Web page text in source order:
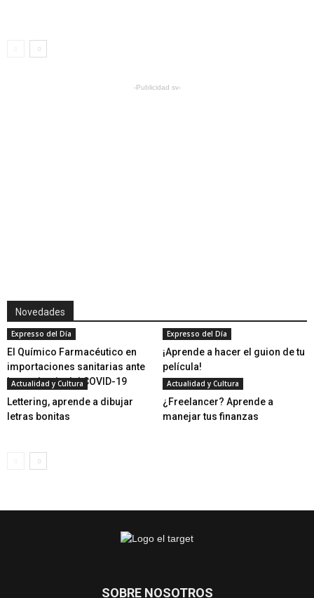
-Publicidad sv-
Novedades
Expresso del Día
El Químico Farmacéutico en
importaciones sanitarias ante
la pandemia del COVID-19
Expresso del Día
¡Aprende a hacer el guion de tu
película!
Actualidad y Cultura
Lettering, aprende a dibujar
letras bonitas
Actualidad y Cultura
¿Freelancer? Aprende a
manejar tus finanzas
SOBRE NOSOTROS